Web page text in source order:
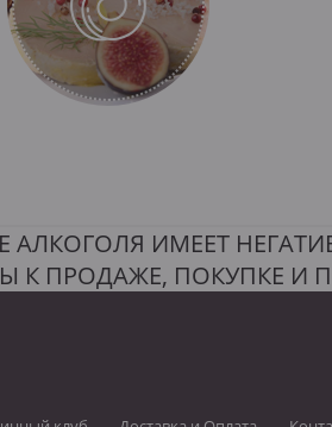
АЛКОГОЛЯ ИМЕЕТ
К ПРОДАЖЕ, ПОКУПКЕ И